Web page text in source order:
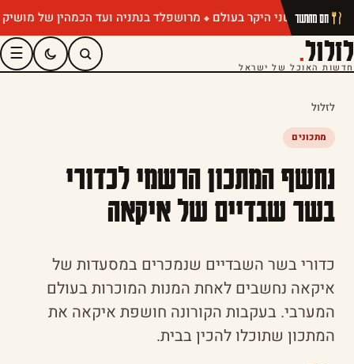
מרושפלד בנתניה ועד הכמהין של מושיק רוט: חם מהתנור
לזלול.
חדשות האוכל של ישראל
☰
לזלול
מתכונים
נחשף המתכון הרשמי לכדורי
בשר שבדיים של איקאה
כדורי בשר השבדיים שנמכרים במסעדות של
איקאה נחשבים לאחת המנות המוכרות בעולם
המערבי. בעקבות הקורונה חושפת איקאה את
המתכון שתוכלו להכין בבית.